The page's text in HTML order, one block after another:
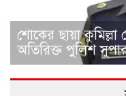
শোকের ছায়া
অতিরিক্ত পুলিশ